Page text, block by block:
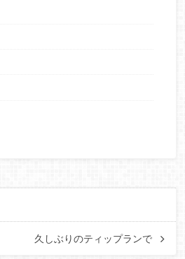
久しぶりのティップランで